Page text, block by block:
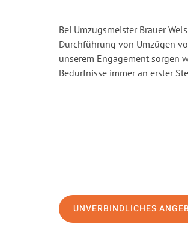
Bei Umzugsmeister Brauer
Durchführung von Umzügen
unserem Engagement sorgen
Bedürfnisse immer an erster
UNVERBINDLICHES